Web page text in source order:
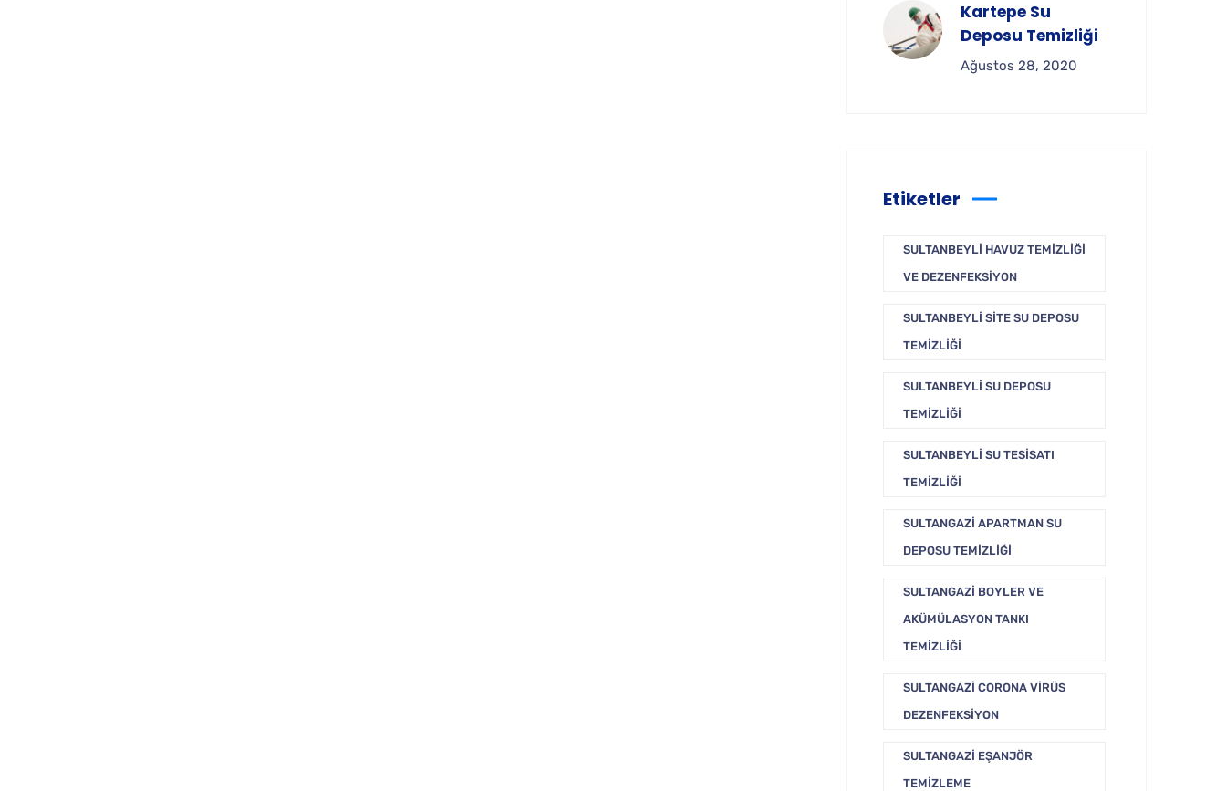
Kartepe Su
Deposu Temizliği
Ağustos 28, 2020
Etiketler
SULTANBEYLI HAVUZ TEMIZLIĞI
VE DEZENFEKSIYON
SULTANBEYLI SITE SU DEPOSU
TEMIZLIĞI
SULTANBEYLI SU DEPOSU
TEMIZLIĞI
SULTANBEYLI SU TESISATI
TEMIZLIĞI
SULTANGAZI APARTMAN SU
DEPOSU TEMIZLIĞI
SULTANGAZI BOYLER VE
AKÜMÜLASYON TANKI
TEMIZLIĞI
SULTANGAZI CORONA VIRÜS
DEZENFEKSIYON
SULTANGAZI EŞANJÖR
TEMIZLEME